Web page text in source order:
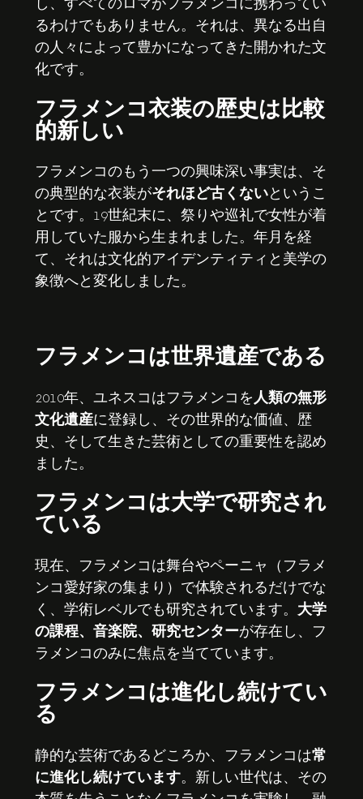
し、すべてのロマがフラメンコに携わってい
るわけでもありません。それは、異なる出自
の人々によって豊かになってきた開かれた文
化です。
フラメンコ衣装の歴史は比較
的新しい
フラメンコのもう一つの興味深い事実は、そ
の典型的な衣装がそれほど古くないというこ
とです。19世紀末に、祭りや巡礼で女性が着
用していた服から生まれました。年月を経
て、それは文化的アイデンティティと美学の
象徴へと変化しました。
フラメンコは世界遺産である
2010年、ユネスコはフラメンコを 人類の無形
文化遺産に登録し、その世界的な価値、歴
史、そして生きた芸術としての重要性を認め
ました。
フラメンコは大学で研究され
ている
現在、フラメンコは舞台やペーニャ（フラメ
ンコ愛好家の集まり）で体験されるだけでな
く、学術レベルでも研究されています。 大学
の課程、音楽院、研究センターが存在し、フ
ラメンコのみに焦点を当てています。
フラメンコは進化し続けてい
る
静的な芸術であるどころか、フラメンコは常
に進化し続けています。新しい世代は、その